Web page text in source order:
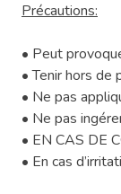
Précautions:
• Peut
• Tenir hors de
• Ne pas
• Ne pas
• EN CAS DE
• En cas